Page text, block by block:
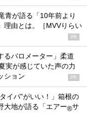
青が語る「10年前より
理由とは。［MVVりらい
PR
るバロメーター」柔道
実が感じていた声の力
ション
PR
イパ”がいい！」箱根の
大地が語る「エアー®サ